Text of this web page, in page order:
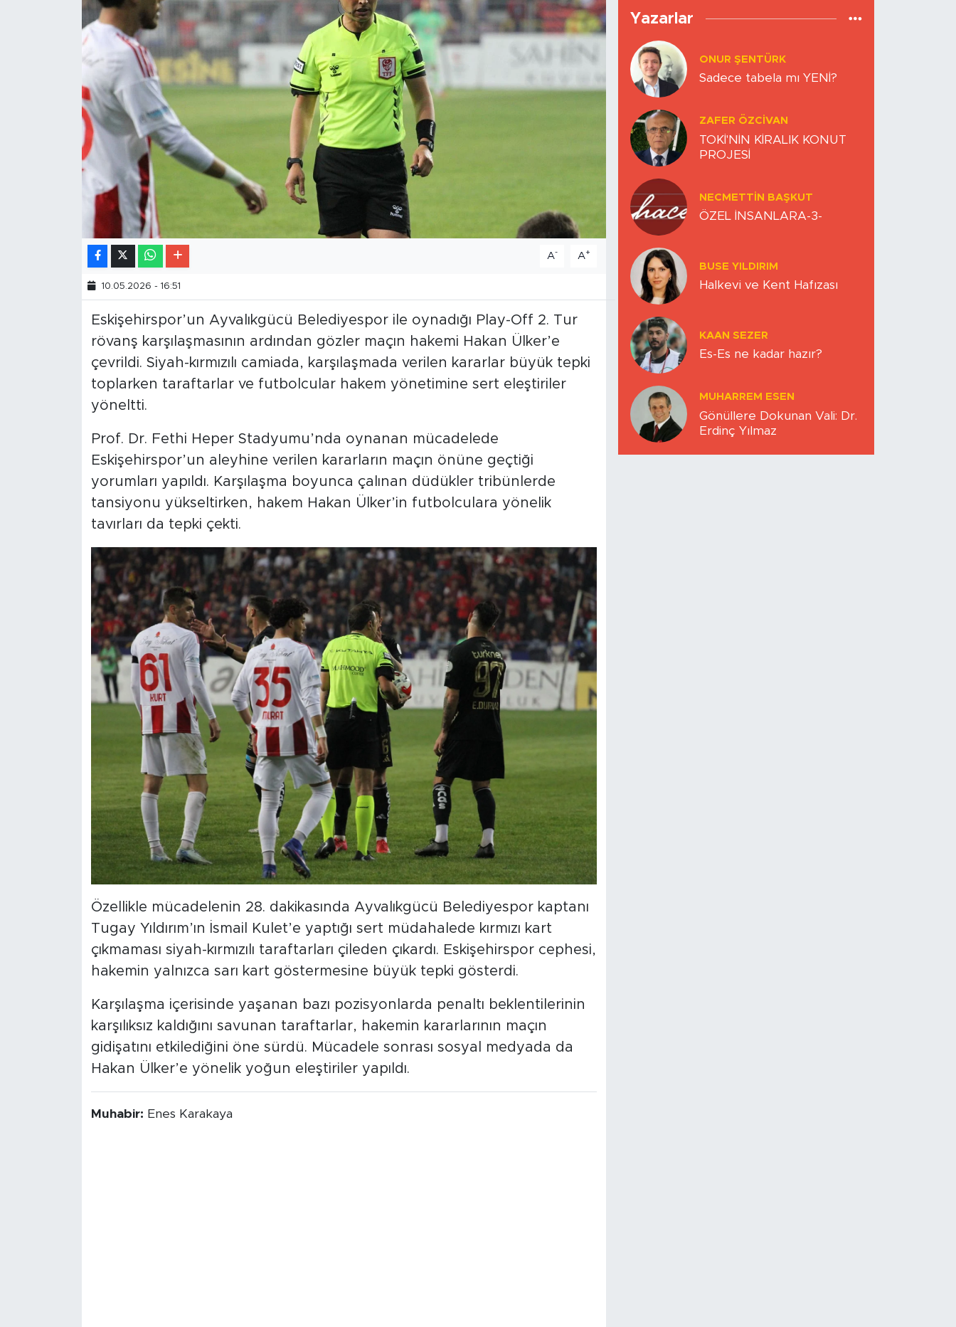
A- A+
10.05.2026 - 16:51
Eskişehirspor’un Ayvalıkgücü Belediyespor ile oynadığı Play-Off 2. Tur
rövanş karşılaşmasının ardından gözler maçın hakemi Hakan Ülker’e
çevrildi. Siyah-kırmızılı camiada, karşılaşmada verilen kararlar büyük tepki
toplarken taraftarlar ve futbolcular hakem yönetimine sert eleştiriler
yöneltti.
Prof. Dr. Fethi Heper Stadyumu’nda oynanan mücadelede
Eskişehirspor’un aleyhine verilen kararların maçın önüne geçtiği
yorumları yapıldı. Karşılaşma boyunca çalınan düdükler tribünlerde
tansiyonu yükseltirken, hakem Hakan Ülker’in futbolculara yönelik
tavırları da tepki çekti.
Özellikle mücadelenin 28. dakikasında Ayvalıkgücü Belediyespor kaptanı
Tugay Yıldırım’ın İsmail Kulet’e yaptığı sert müdahalede kırmızı kart
çıkmaması siyah-kırmızılı taraftarları çileden çıkardı. Eskişehirspor cephesi,
hakemin yalnızca sarı kart göstermesine büyük tepki gösterdi.
Karşılaşma içerisinde yaşanan bazı pozisyonlarda penaltı beklentilerinin
karşılıksız kaldığını savunan taraftarlar, hakemin kararlarının maçın
gidişatını etkilediğini öne sürdü. Mücadele sonrası sosyal medyada da
Hakan Ülker’e yönelik yoğun eleştiriler yapıldı.
Muhabir: Enes Karakaya
Yazarlar
ONUR ŞENTÜRK
Sadece tabela mı YENİ?
ZAFER ÖZCIVAN
TOKİ'NİN KİRALIK KONUT
PROJESİ
NECMETTIN BAŞKUT
ÖZEL İNSANLARA-3-
BUSE YILDIRIM
Halkevi ve Kent Hafızası
KAAN SEZER
Es-Es ne kadar hazır?
MUHARREM ESEN
Gönüllere Dokunan Vali: Dr.
Erdinç Yılmaz